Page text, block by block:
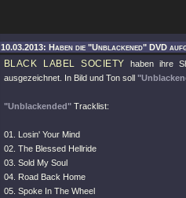
10.03.2013: Haben die "Unblackened" DVD
BLACK LABEL SOCIETY haben ihre
ausgezeichnet. In Bild und Ton soll
"Unblackended" Tracklist:
01. Losin' Your Mind
02. The Blessed Hellride
03. Sold My Soul
04. Road Back Home
05. Spoke In The Wheel